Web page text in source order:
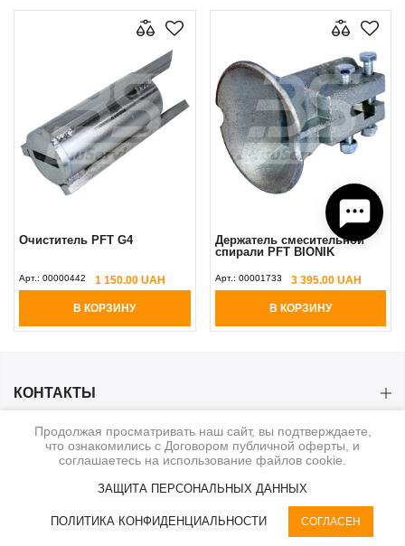
Очиститель PFT G4
Арт.: 00000442 1 150.00 UAH
В КОРЗИНУ
Держатель смеcительной
спирали PFT BIONIK
Арт.: 00001733 3 395.00 UAH
В КОРЗИНУ
КОНТАКТЫ
КАТЕГОРИИ
ИНФОРМАЦИЯ
ФИЛЬТР КАБИНЕТ
Продолжая просматривать наш сайт, вы подтверждаете,
что ознакомились с Договором публичной оферты, и
соглашаетесь на использование файлов cookie.
ЗАЩИТА ПЕРСОНАЛЬНЫХ ДАННЫХ
ПОЛИТИКА КОНФИДЕНЦИАЛЬНОСТИ СОГЛАСЕН